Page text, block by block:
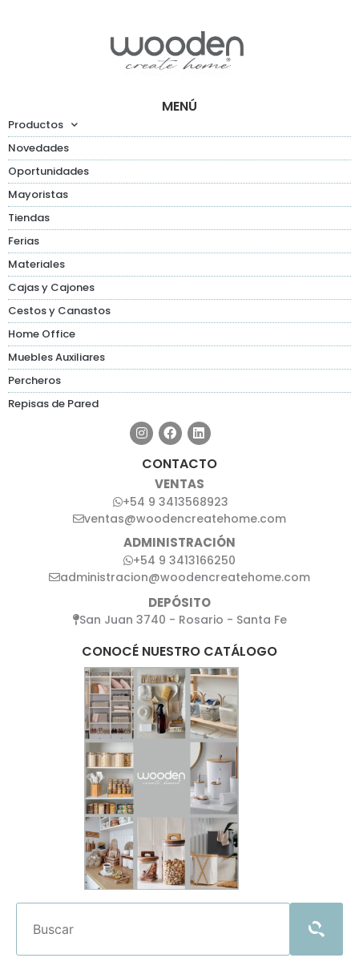
MENÚ
Productos
Novedades
Oportunidades
Mayoristas
Tiendas
Ferias
Materiales
Cajas y Cajones
Cestos y Canastos
Home Office
Muebles Auxiliares
Percheros
Repisas de Pared
CONTACTO
VENTAS
+54 9 3413568923
ventas@woodencreatehome.com
ADMINISTRACIÓN
+54 9 3413166250
administracion@woodencreatehome.com
DEPÓSITO
San Juan 3740 - Rosario - Santa Fe
CONOCÉ NUESTRO CATÁLOGO